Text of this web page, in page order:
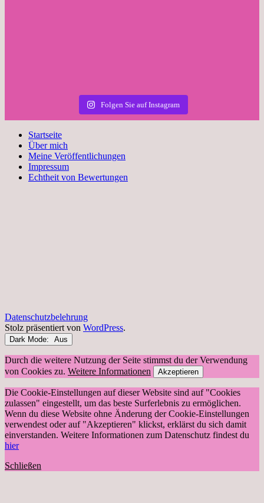
Folgen Sie auf Instagram
Startseite
Über mich
Meine Veröffentlichungen
Impressum
Echtheit von Bewertungen
Datenschutzbelehrung
Stolz präsentiert von WordPress.
Dark Mode:
Durch die weitere Nutzung der Seite stimmst du der Verwendung
von Cookies zu. Weitere Informationen Akzeptieren
Die Cookie-Einstellungen auf dieser Website sind auf "Cookies
zulassen" eingestellt, um das beste Surferlebnis zu ermöglichen.
Wenn du diese Website ohne Änderung der Cookie-Einstellungen
verwendest oder auf "Akzeptieren" klickst, erklärst du sich damit
einverstanden. Weitere Informationen zum Datenschutz findest du
hier
Schließen